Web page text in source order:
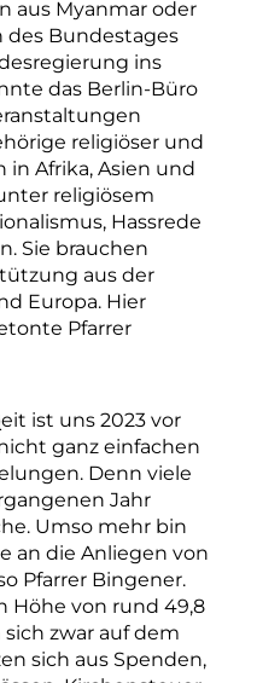
aus Myanmar oder
Bundestages
ins
das Berlin-Büro
religiöser und
Afrika, Asien und
religiösem
Hassrede
Sie brauchen
aus der
Europa. Hier
Pfarrer
ist uns 2023 vor
ganz einfachen
Denn viele
Jahr
Umso mehr bin
an die Anliegen von
Pfarrer Bingener.
Höhe von rund 49,8
zwar auf dem
sich aus Spenden,